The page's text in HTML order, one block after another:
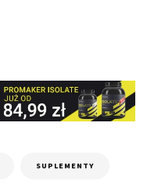
SUPLEMENTY